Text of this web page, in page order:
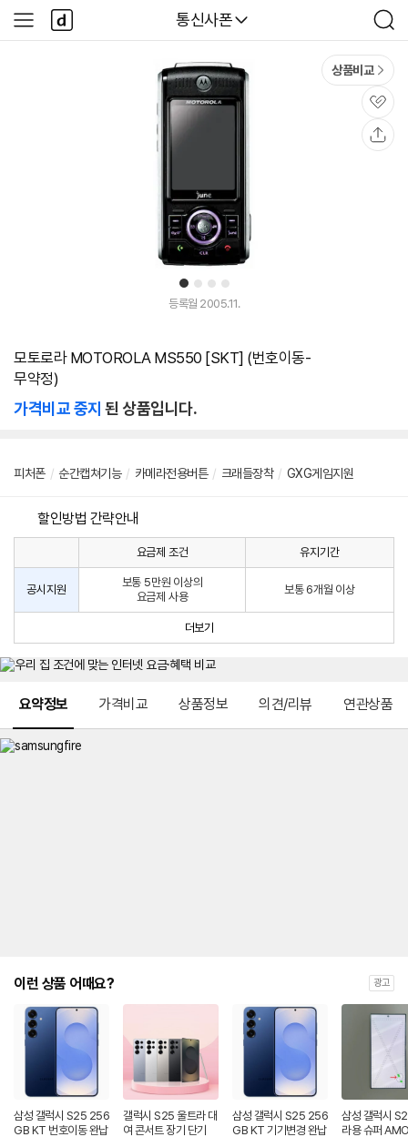
다나와
통신사폰
검
색
사
이
다
나
와
1 2 3 4
상품비교
관
심
등록월 2005.11.
모토로라 MOTOROLA MS550 [SKT] (번호이동-
무약정)
가격비교 중지 된 상품입니다.
피처폰 / 순간캡쳐기능 / 카메라전용버튼 / 크래들장착 / GXG게임지원
할인방법 간략안내
원
선
택
약
정
는
대
내
를
사
인
법
요금제 조건 유지기간
공시지원
보통 5만원 이상의
요금제 사용
보통 6개월 이상
더보기
요약정보 가격비교 상품정보 의견/리뷰 연관상품
이런 상품 어때요? 광고
삼성 갤럭시 S25 256
GB KT 번호이동 완납
갤럭시 S25 울트라 대
여 콘서트 장기 단기
삼성 갤럭시 S25 256
GB KT 기기변경 완납
삼성 갤럭시
라용 슈퍼